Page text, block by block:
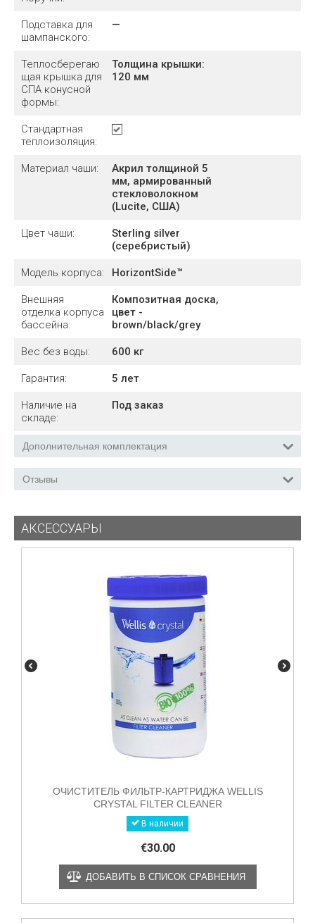
Подставка для
шампанского:
—
Теплосберегаю
щая крышка для
СПА конусной
формы:
Толщина крышки:
120 мм
Стандартная
теплоизоляция:
Материал чаши:
Акрил толщиной 5
мм, армированный
стекловолокном
(Lucite, США)
Цвет чаши:
Sterling silver
(серебристый)
Модель корпуса: HorizontSide™
Внешняя
отделка корпуса
бассейна:
Композитная доска,
цвет -
brown/black/grey
Вес без воды: 600 кг
Гарантия: 5 лет
Наличие на
складе:
Под заказ
Дополнительная комплектация
Отзывы
АКСЕССУАРЫ
ОЧИСТИТЕЛЬ ФИЛЬТР-КАРТРИДЖА WELLIS
CRYSTAL FILTER CLEANER
В наличии
€30.00
ДОБАВИТЬ В СПИСОК СРАВНЕНИЯ